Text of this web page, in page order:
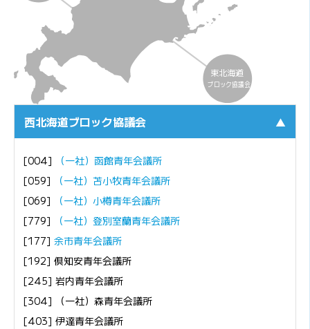
東北海道
ブロック協議会
西北海道ブロック協議会 ▲
[004]
（一社）函館青年会議所
[059]
（一社）苫小牧青年会議所
[069]
（一社）小樽青年会議所
[779]
（一社）登別室蘭青年会議所
[177] 余市青年会議所
[192] 倶知安青年会議所
[245] 岩内青年会議所
[304] （一社）森青年会議所
[403] 伊達青年会議所